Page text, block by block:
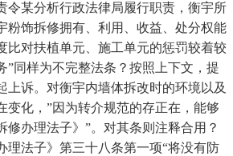
令某分析行政法律局履行职责，衡宇所
粉饰拆修拥有、利用、收益、处分权能
比对扶植单元、施工单元的惩罚较着较
”同样为不完整法条？按照上下文，提
上诉。对衡宇内墙体拆改时的环境以及
变化，”因为转介规范的存正在，能够
修办理法子》”。对其条则注释合用？
理法子》第三十八条第一项“将没有防